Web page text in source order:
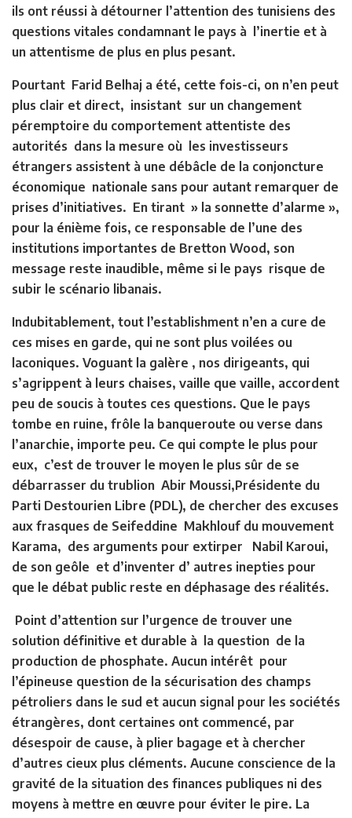
ils ont réussi à détourner l’attention des tunisiens des
questions vitales condamnant le pays à l’inertie et à
un attentisme de plus en plus pesant.
Pourtant Farid Belhaj a été, cette fois-ci, on n’en peut
plus clair et direct, insistant sur un changement
péremptoire du comportement attentiste des
autorités dans la mesure où les investisseurs
étrangers assistent à une débâcle de la conjoncture
économique nationale sans pour autant remarquer de
prises d’initiatives. En tirant » la sonnette d’alarme »,
pour la énième fois, ce responsable de l’une des
institutions importantes de Bretton Wood, son
message reste inaudible, même si le pays risque de
subir le scénario libanais.
Indubitablement, tout l’establishment n’en a cure de
ces mises en garde, qui ne sont plus voilées ou
laconiques. Voguant la galère , nos dirigeants, qui
s’agrippent à leurs chaises, vaille que vaille, accordent
peu de soucis à toutes ces questions. Que le pays
tombe en ruine, frôle la banqueroute ou verse dans
l’anarchie, importe peu. Ce qui compte le plus pour
eux, c’est de trouver le moyen le plus sûr de se
débarrasser du trublion Abir Moussi,Présidente du
Parti Destourien Libre (PDL), de chercher des excuses
aux frasques de Seifeddine Makhlouf du mouvement
Karama, des arguments pour extirper Nabil Karoui,
de son geôle et d’inventer d’ autres inepties pour
que le débat public reste en déphasage des réalités.
Point d’attention sur l’urgence de trouver une
solution définitive et durable à la question de la
production de phosphate. Aucun intérêt pour
l’épineuse question de la sécurisation des champs
pétroliers dans le sud et aucun signal pour les sociétés
étrangères, dont certaines ont commencé, par
désespoir de cause, à plier bagage et à chercher
d’autres cieux plus cléments. Aucune conscience de la
gravité de la situation des finances publiques ni des
moyens à mettre en œuvre pour éviter le pire. La